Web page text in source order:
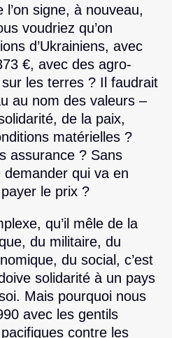
signe, à nouveau,
voudriez qu’on
d’Ukrainiens, avec
€, avec des agro-
les terres ? Il faudrait
au nom des valeurs –
de la paix,
matérielles ?
assurance ? Sans
qui va en
le prix ?
qu’il mêle de la
du militaire, du
du social, c’est
solidarité à un pays
Mais pourquoi nous
avec les gentils
contre les